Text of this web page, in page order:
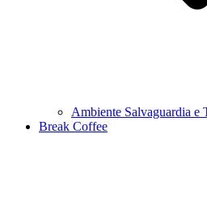
Ambiente Salvaguardia e
Break Coffee